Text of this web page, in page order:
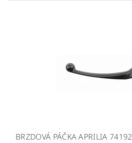
BRZDOVÁ PÁČKA APRILIA 74192